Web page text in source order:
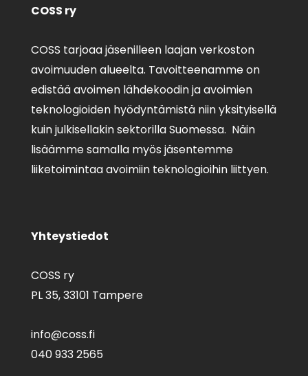
COSS ry
COSS tarjoaa jäsenilleen laajan verkoston
avoimuuden alueelta. Tavoitteenamme on
edistää avoimen lähdekoodin ja avoimien
teknologioiden hyödyntämistä niin yksityisellä
kuin julkisellakin sektorilla Suomessa. Näin
lisäämme samalla myös jäsentemme
liiketoimintaa avoimiin teknologioihin liittyen.
Yhteystiedot
COSS ry
PL 35,33101 Tampere
info@coss.fi
040 933 2565